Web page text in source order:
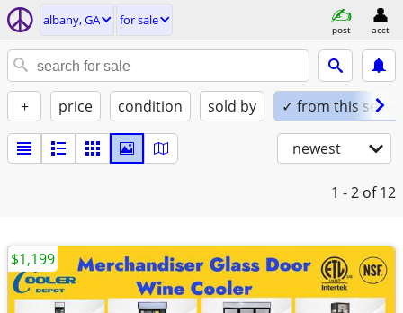
albany, GA for sale
post acct
+ price condition sold by ✓ from this seller
newest
1 - 2 of 12
$1,199